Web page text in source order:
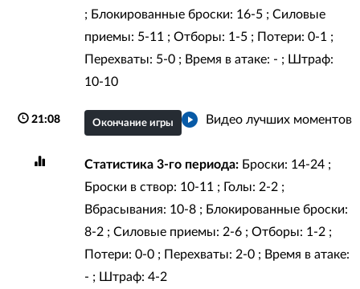
; Блокированные броски: 16-5 ; Силовые
приемы: 5-11 ; Отборы: 1-5 ; Потери: 0-1 ;
Перехваты: 5-0 ; Время в атаке: - ; Штраф:
10-10
21:08 Видео лучших моментов
Окончание игры
Статистика 3-го периода:Броски: 14-24 ;
Броски в створ: 10-11 ; Голы: 2-2 ;
Вбрасывания: 10-8 ; Блокированные броски:
8-2 ; Силовые приемы: 2-6 ; Отборы: 1-2 ;
Потери: 0-0 ; Перехваты: 2-0 ; Время в атаке:
- ; Штраф: 4-2